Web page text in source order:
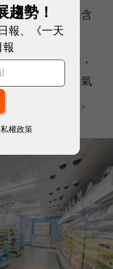
移動軌跡，包含
品。最後出店
的商品、價錢，
自助結帳的力氣
拿食物般輕鬆。
趨勢！
報、《一天
權政策